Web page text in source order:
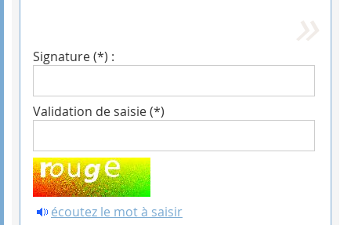
Signature (*) :
Validation de saisie (*)
écoutez le mot à saisir